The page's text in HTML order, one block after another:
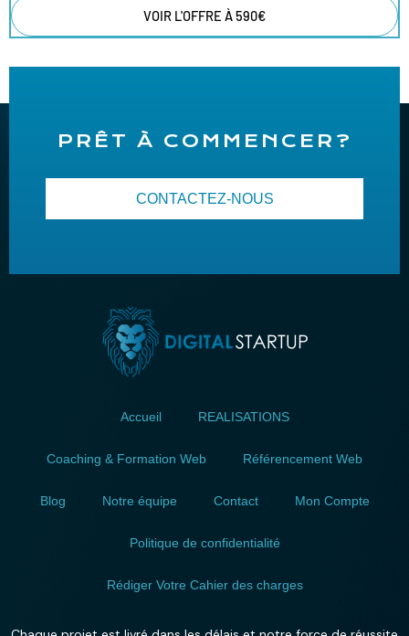
VOIR L'OFFRE À 590€
PRÊT À COMMENCER?
CONTACTEZ-NOUS
Accueil REALISATIONS
Coaching & Formation Web Référencement Web
Blog Notre équipe Contact Mon Compte
Politique de confidentialité
Rédiger Votre Cahier des charges